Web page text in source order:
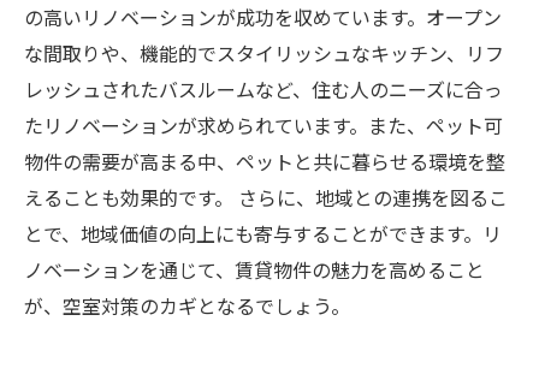
の高いリノベーションが成功を収めています。オープン
な間取りや、機能的でスタイリッシュなキッチン、リフ
レッシュされたバスルームなど、住む人のニーズに合っ
たリノベーションが求められています。また、ペット可
物件の需要が高まる中、ペットと共に暮らせる環境を整
えることも効果的です。 さらに、地域との連携を図るこ
とで、地域価値の向上にも寄与することができます。リ
ノベーションを通じて、賃貸物件の魅力を高めること
が、空室対策のカギとなるでしょう。